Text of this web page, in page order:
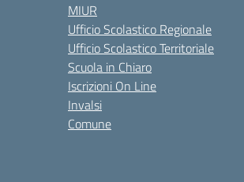
MIUR
Ufficio Scolastico Regionale
Ufficio Scolastico Territoriale
Scuola in Chiaro
Iscrizioni On Line
Invalsi
Comune